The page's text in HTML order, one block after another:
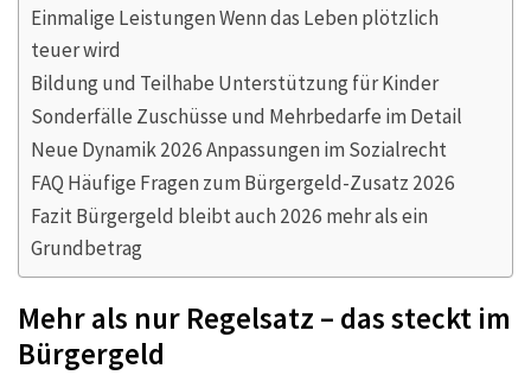
Einmalige Leistungen Wenn das Leben plötzlich
teuer wird
Bildung und Teilhabe Unterstützung für Kinder
Sonderfälle Zuschüsse und Mehrbedarfe im Detail
Neue Dynamik 2026 Anpassungen im Sozialrecht
FAQ Häufige Fragen zum Bürgergeld-Zusatz 2026
Fazit Bürgergeld bleibt auch 2026 mehr als ein
Grundbetrag
Mehr als nur Regelsatz – das steckt im
Bürgergeld